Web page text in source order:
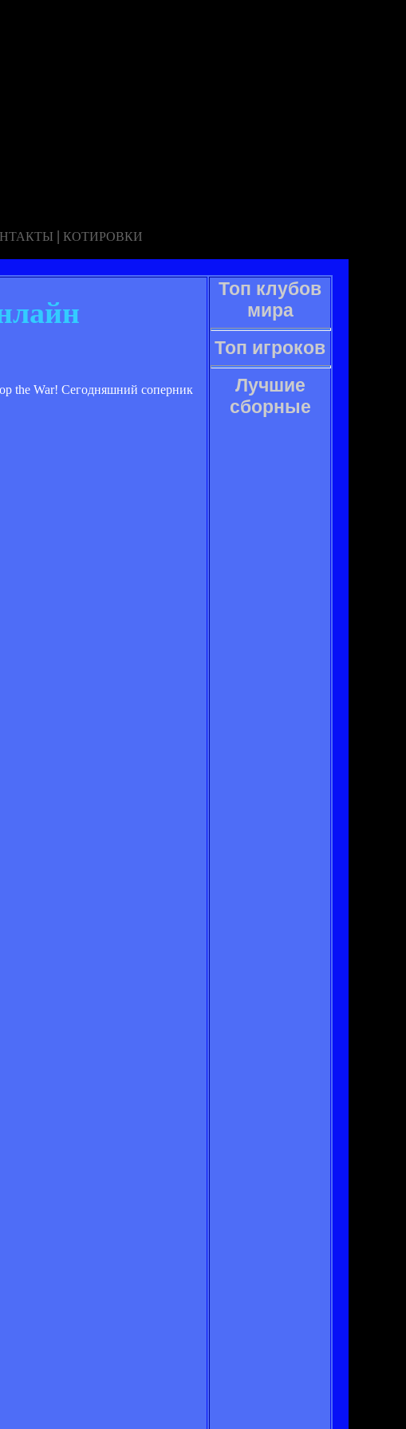
| КОТИРОВКИ
the War! Сегодняшний соперник
Топ клубов
мира
Топ игроков
Лучшие
сборные